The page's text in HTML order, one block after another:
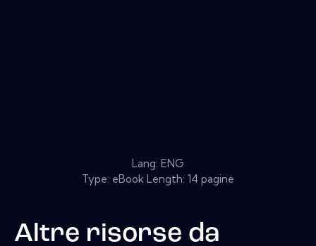
Lang: ENG
Type: eBook Length: 14 pagine
Altre risorse da